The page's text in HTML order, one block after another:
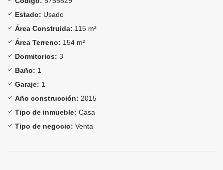
Estado: Usado
Área Construida: 115 m²
Área Terreno: 154 m²
Dormitorios: 3
Baño: 1
Garaje: 1
Año construcción: 2015
Tipo de inmueble: Casa
Tipo de negocio: Venta